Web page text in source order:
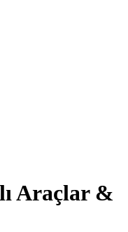
Araçlar &